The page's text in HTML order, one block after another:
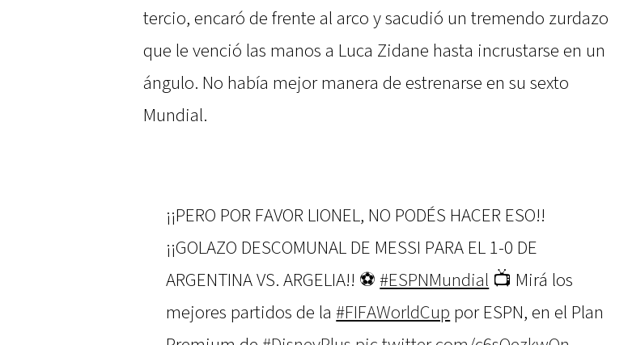
tercio, encaró de frente al arco y sacudió un tremendo zurdazo
que le venció las manos a Luca Zidane hasta incrustarse en un
ángulo. No había mejor manera de estrenarse en su sexto
Mundial.
¡¡PERO POR FAVOR LIONEL, NO PODÉS HACER ESO!!
¡¡GOLAZO DESCOMUNAL DE MESSI PARA EL 1-0 DE
ARGENTINA VS. ARGELIA!! ⚽#ESPNMundial 📺 Mirá los
mejores partidos de la#FIFAWorldCup por ESPN, en el Plan